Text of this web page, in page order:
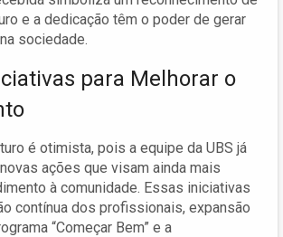
e a dedicação têm o poder de gerar
sociedade.
para Melhorar o
é otimista, pois a equipe da UBS já
ações que visam ainda mais
à comunidade. Essas iniciativas
contínua dos profissionais, expansão
“Começar Bem” e a